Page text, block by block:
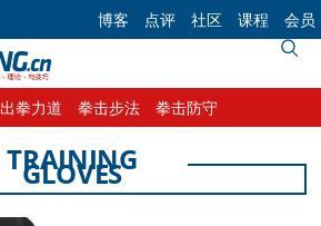
博客 点评 社区 课程 会员
出拳力道 拳击步法 拳击防守
TRAINING
GLOVES